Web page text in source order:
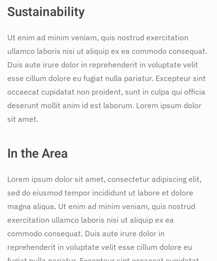
Sustainability
Ut enim ad minim veniam, quis nostrud exercitation
ullamco laboris nisi ut aliquip ex ea commodo consequat.
Duis aute irure dolor in reprehenderit in voluptate velit
esse cillum dolore eu fugiat nulla pariatur. Excepteur sint
occaecat cupidatat non proident, sunt in culpa qui officia
deserunt mollit anim id est laborum. Lorem ipsum dolor
sit amet.
In the Area
Lorem ipsum dolor sit amet, consectetur adipiscing elit,
sed do eiusmod tempor incididunt ut labore et dolore
magna aliqua. Ut enim ad minim veniam, quis nostrud
exercitation ullamco laboris nisi ut aliquip ex ea
commodo consequat. Duis aute irure dolor in
reprehenderit in voluptate velit esse cillum dolore eu